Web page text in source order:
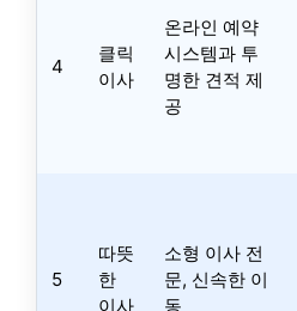
4
클릭
이사
온라인 예약
시스템과 투
명한 견적 제
공
5
따뜻
한
이사
소형 이사 전
문, 신속한 이
동